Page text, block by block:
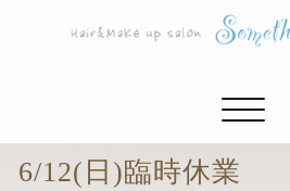
ナ
6/12(日)臨時休業